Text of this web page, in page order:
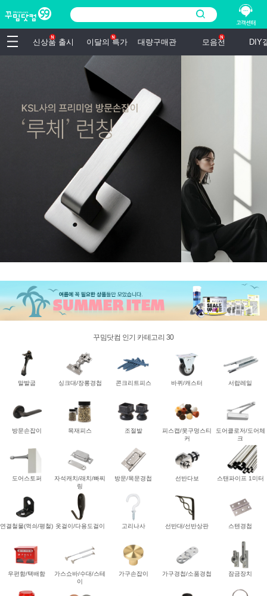
신상품 출시 이달의 특가 대량구매관 모음전 DIY
꾸밈닷컴 인기 카테고리 30
말발굽 싱크대/장롱경첩 콘크리트피스 바퀴/캐스터 서랍레일
방문손잡이 목재피스 조절발
피스캡/못구멍스티
커
도어클로저/도어체
크
도어스토퍼
자석캐치/래치/빠찌
링
방문/목문경첩 선반다보 스탠파이프 1미터
연결철물(꺽쇠/평철) 옷걸이/다용도걸이 고리나사 선반대/선반상판 스텐경첩
우편함/택배함
가스쇼바/수대/스테
이
가구손잡이 가구경첩/소품경첩 잠금장치